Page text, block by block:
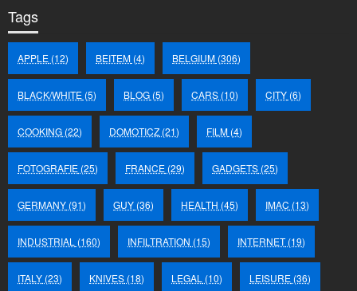
Tags
APPLE (12) BEITEM (4) BELGIUM (306)
BLACK/WHITE (5) BLOG (5) CARS (10) CITY (6)
COOKING (22) DOMOTICZ (21) FILM (4)
FOTOGRAFIE (25) FRANCE (29) GADGETS (25)
GERMANY (91) GUY (36) HEALTH (45) IMAC (13)
INDUSTRIAL (160) INFILTRATION (15) INTERNET(19)
ITALY (23) KNIVES (18) LEGAL (10) LEISURE (36)